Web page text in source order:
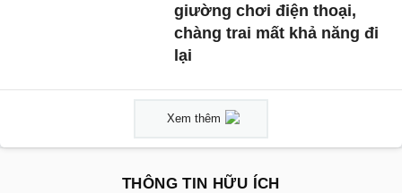
giường chơi điện thoại,
chàng trai mất khả năng đi
lại
Xem thêm
THÔNG TIN HỮU ÍCH